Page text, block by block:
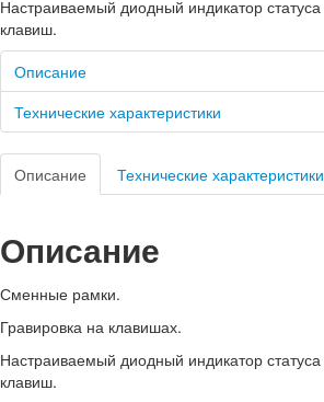
Настраиваемый диодный индикатор статуса
клавиш.
Описание
Технические характеристики
Описание Технические характеристики
Описание
Сменные рамки.
Гравировка на клавишах.
Настраиваемый диодный индикатор статуса
клавиш.